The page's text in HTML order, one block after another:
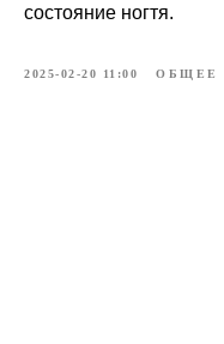
состояние ногтя.
2025-02-20 11:00 ОБЩЕЕ